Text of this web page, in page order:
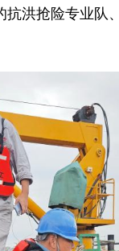
洪抢险专业队